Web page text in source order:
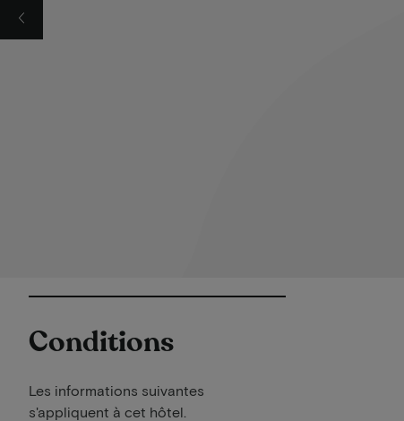
Conditions
Les informations suivantes
s'appliquent à cet hôtel.